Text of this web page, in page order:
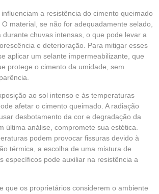
a resistência do cimento queimado
material, se não for adequadamente selado,
durante chuvas intensas, o que pode levar a
e deterioração. Para mitigar esses
aplicar um selante impermeabilizante, que
protege o cimento da umidade, sem
ao sol intenso e às temperaturas
afetar o cimento queimado. A radiação
desbotamento da cor e degradação da
última análise, compromete sua estética.
podem provocar fissuras devido à
térmica, a escolha de uma mistura de
específicos pode auxiliar na resistência a
que os proprietários considerem o ambiente